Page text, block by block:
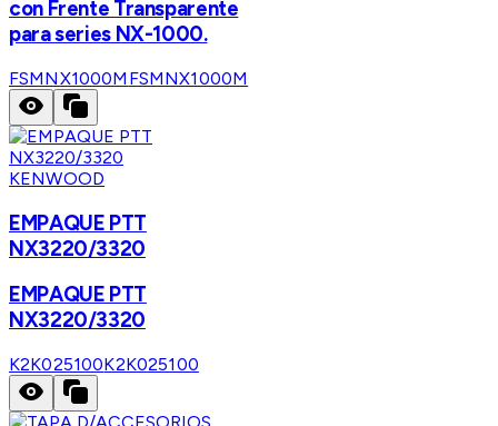
con Frente Transparente
para series NX-1000.
FSMNX1000M FSMNX1000M
KENWOOD
EMPAQUE PTT
NX3220/3320
EMPAQUE PTT
NX3220/3320
K2K025100K2K025100